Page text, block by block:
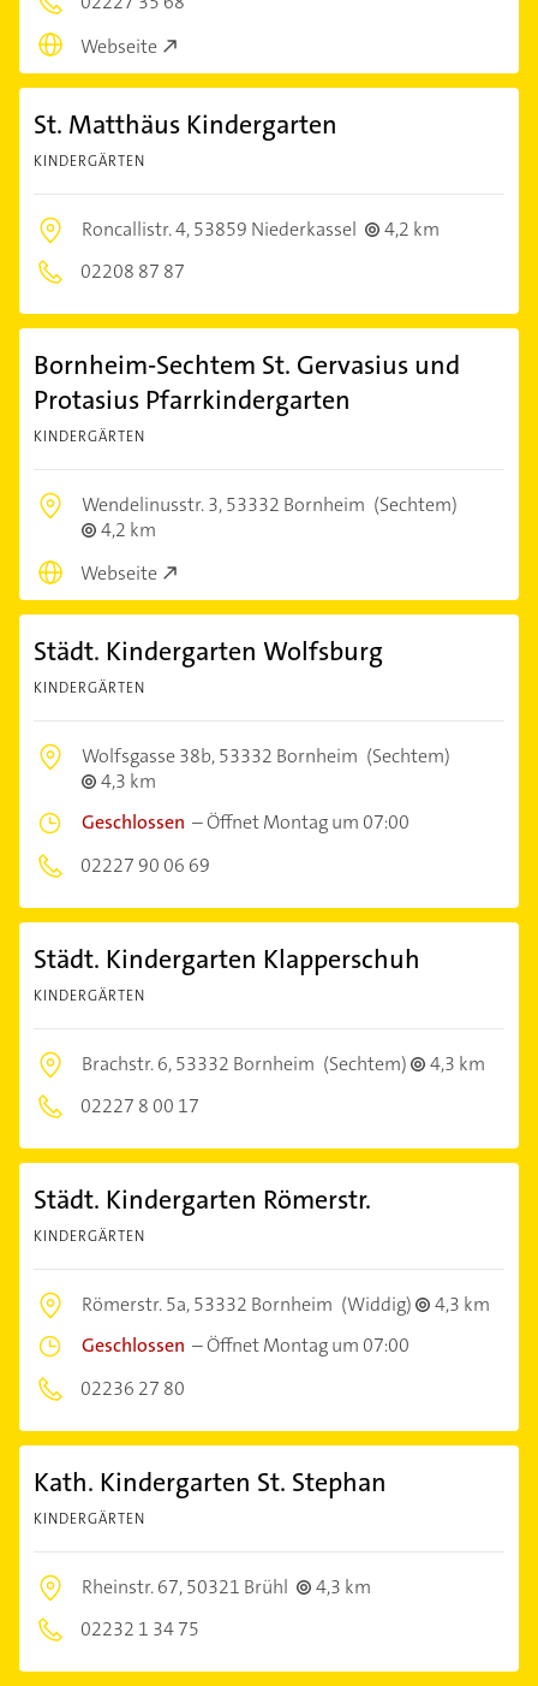
Webseite
St. Matthäus Kindergarten
KINDERGÄRTEN
Roncallistr. 4,53859 Niederkassel
4,2 km
02208 87 87
Bornheim-Sechtem St. Gervasius und
Protasius Pfarrkindergarten
KINDERGÄRTEN
Wendelinusstr. 3,53332 Bornheim (Sechtem)
4,2 km
Webseite
Städt. Kindergarten Wolfsburg
KINDERGÄRTEN
Wolfsgasse 38b,53332 Bornheim (Sechtem)
4,3 km
Geschlossen –Öffnet Montag um 07:00
02227 90 06 69
Städt. Kindergarten Klapperschuh
KINDERGÄRTEN
Brachstr. 6,53332 Bornheim (Sechtem)
4,3 km
02227 8 00 17
Städt. Kindergarten Römerstr.
KINDERGÄRTEN
Römerstr. 5a,53332 Bornheim (Widdig)
4,3 km
Geschlossen –Öffnet Montag um 07:00
02236 27 80
Kath. Kindergarten St. Stephan
KINDERGÄRTEN
Rheinstr. 67,50321 Brühl
4,3 km
02232 1 34 75